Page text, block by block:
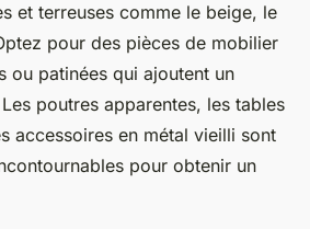
et terreuses comme le beige, le
pour des pièces de mobilier
ou patinées qui ajoutent un
poutres apparentes, les tables
accessoires en métal vieilli sont
pour obtenir un